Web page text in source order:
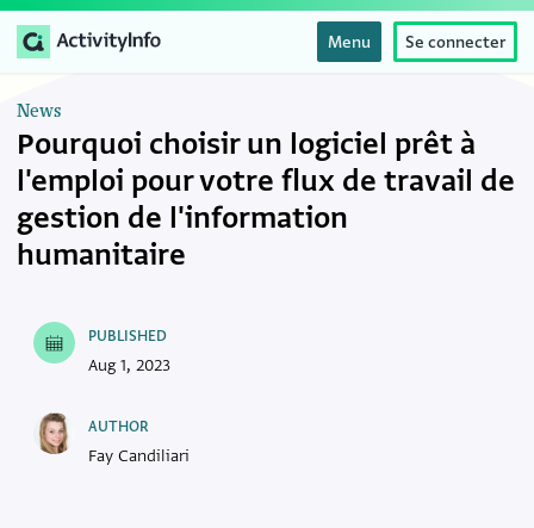
Menu Se connecter
News
Pourquoi choisir un logiciel prêt à
l'emploi pour votre flux de travail de
gestion de l'information
humanitaire
PUBLISHED
Aug 1, 2023
AUTHOR
Fay Candiliari